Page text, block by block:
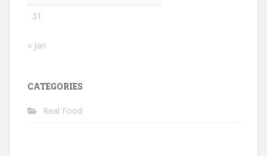
31
« Jan
CATEGORIES
Real Food